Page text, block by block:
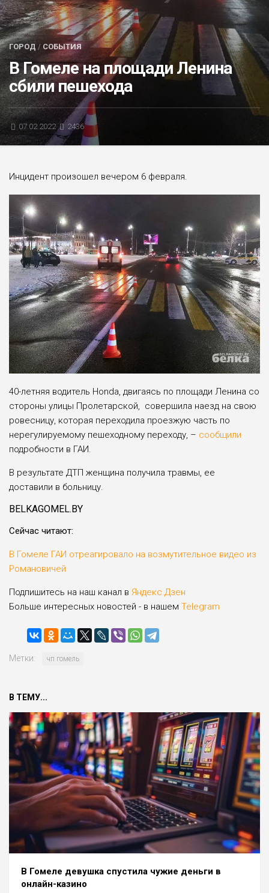
БЛИЦ-ОПРОС
АФИША
ГОРОД / СОБЫТИЯ
В Гомеле на площади Ленина
сбили пешехода
07.02.2022 2436
Инцидент произошел вечером 6 февраля.
40-летняя водитель Honda, двигаясь по площади Ленина со
стороны улицы Пролетарской, совершила наезд на свою
ровесницу, которая переходила проезжую часть по
нерегулируемому пешеходному переходу, – сообщили
подробности в ГАИ.
В результате ДТП женщина получила травмы, ее
доставили в больницу.
BELKAGOMEL.BY
Cейчас читают:
В Гомеле ГАИ отреагировало на возмутительное видео из
Романовичей
Подпишитесь на наш канал в Яндекс.Дзен
Больше интересных новостей - в нашем Telegram
Метки: чп гомель
В ТЕМУ...
В Гомеле девушка спустила чужие деньги в
онлайн-казино